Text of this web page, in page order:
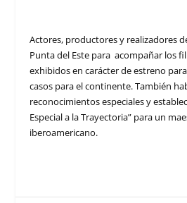
Actores, productores y realizadores
Punta del Este para acompañar los
exhibidos en carácter de estreno
casos para el continente. También
reconocimientos especiales y
Especial a la Trayectoria” para un
iberoamericano.